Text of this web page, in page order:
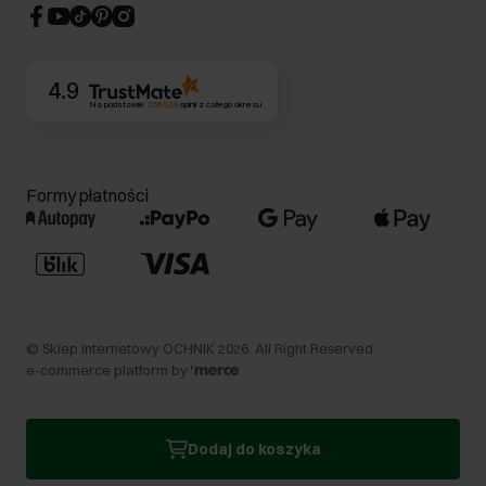
Dodaj do koszyka
CSR
4.9
Na podstawie 356 929opinii z całego okresu
Formy płatności
© Sklep internetowy OCHNIK 2026 . All Right Reserved.
e-commerce platform by